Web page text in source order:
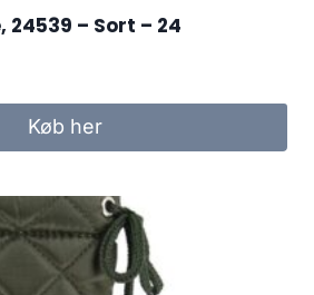
24539 – Sort – 24
Køb her